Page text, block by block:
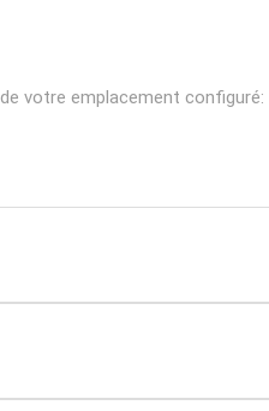
votre emplacement configuré: